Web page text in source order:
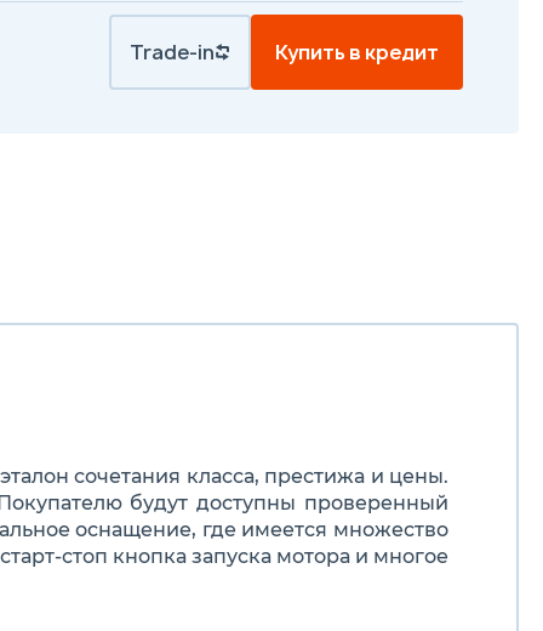
Trade-in Купить в кредит
сочетания класса, престижа и цены.
будут доступны проверенный
оснащение, где имеется множество
стоп кнопка запуска мотора и многое